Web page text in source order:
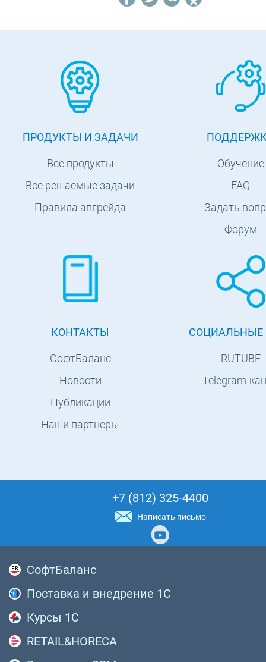
ПРОДУКТЫ И ЗАДАЧИ
Все продукты
Все решаемые задачи
Правила апгрейда
Обучение
FAQ
Задать
Форум
КОНТАКТЫ
СофтБаланс
Новости
Публикации
Наши партнеры
СОЦИАЛЬНЫЕ
RUTUBE
Telegram-
+7 (812) 325-4400
Написать письмо
СофтБаланс
Поставка и внедрение 1С
Курсы 1С
RETAIL&HORECA